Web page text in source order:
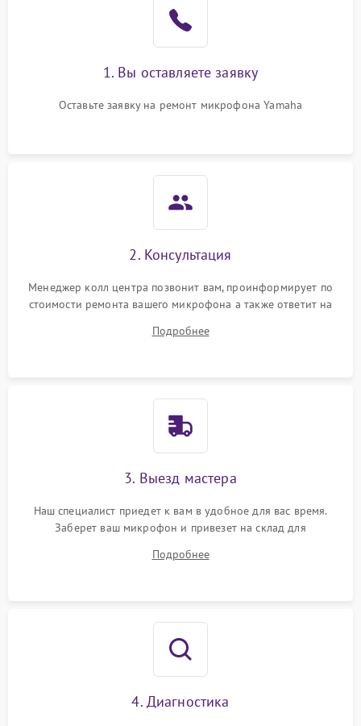
1. Вы оставляете заявку
Оставьте заявку на ремонт микрофона Yamaha
2. Консультация
Менеджер колл центра позвонит вам, проинформирует по
стоимости ремонта вашего микрофона а также ответит на
Подробнее
3. Выезд мастера
Наш специалист приедет к вам в удобное для вас время.
Заберет ваш микрофон и привезет на склад для
Подробнее
4. Диагностика